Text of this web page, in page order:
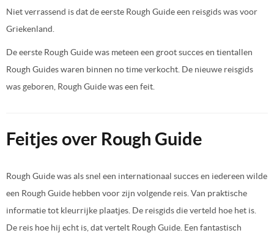
Niet verrassend is dat de eerste Rough Guide een reisgids was voor
Griekenland.
De eerste Rough Guide was meteen een groot succes en tientallen
Rough Guides waren binnen no time verkocht. De nieuwe reisgids
was geboren, Rough Guide was een feit.
Feitjes over Rough Guide
Rough Guide was als snel een internationaal succes en iedereen wilde
een Rough Guide hebben voor zijn volgende reis. Van praktische
informatie tot kleurrijke plaatjes. De reisgids die verteld hoe het is.
De reis hoe hij echt is, dat vertelt Rough Guide. Een fantastisch